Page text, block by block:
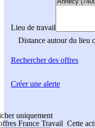
Lieu de travail
Distance autour du lieu
Rechercherdes offres
uniquement
France Travail Cette
Créer une alerte